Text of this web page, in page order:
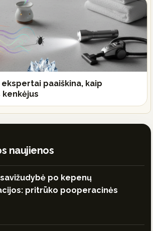
paaiškina, kaip
naujienos
po kepenų
pritrūko pooperacinės